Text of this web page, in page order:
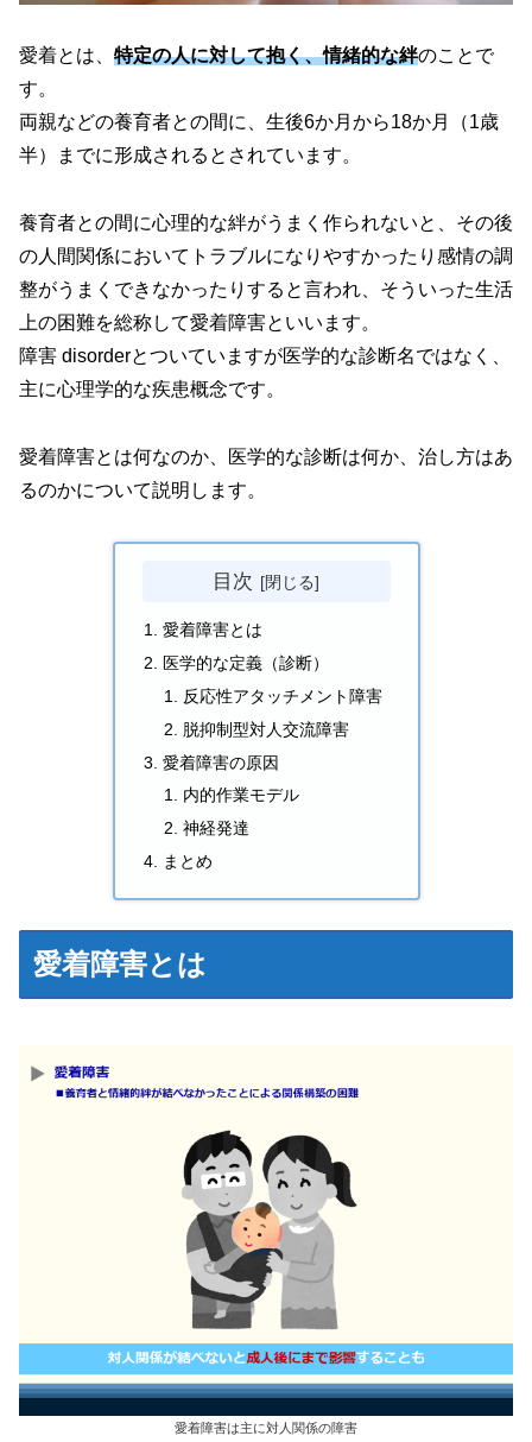
愛着とは、 特定の人に対して抱く、情緒的な絆のことで
す。
両親などの養育者との間に、生後6か月から18か月
（1歳
半）
までに形成されるとされています。
養育者との間に心理的な絆がうまく作られないと、その後
の人間関係においてトラブルになりやすかったり感情の調
整がうまくできなかったりすると言われ、そういった生活
上の困難を総称して愛着障害といいます。
障害 disorderとついていますが医学的な診断名ではなく、
主に心理学的な疾患概念です。
愛着障害とは何なのか、医学的な診断は何か、治し方はあ
るのかについて説明します。
目次
愛着障害とは
医学的な定義（診断）
反応性アタッチメント障害
脱抑制型対人交流障害
愛着障害の原因
内的作業モデル
神経発達
まとめ
愛着障害とは
愛着障害は主に対人関係の障害